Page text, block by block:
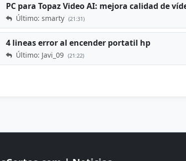
PC para Topaz Video AI: mejora calidad de
Último: smarty (21:31)
4 lineas error al encender portatil hp
Último: Javi_09 (21:22)